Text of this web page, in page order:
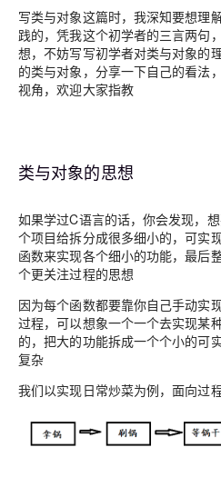
写类与对象这篇时，我深知要想理
践的，凭我这个初学者的三言两句
想，不妨写写初学者对类与对象的
的类与对象，分享一下自己的看法
视角，欢迎大家指教
类与对象的思想
如果学过C语言的话，你会发现，
个项目给拆分成很多细小的，可实
函数来实现各个细小的功能，最后
个更关注过程的思想
因为每个函数都要靠你自己手动实
过程，可以想象一个一个去实现某
的，把大的功能拆成一个个小的可
复杂
我们以实现日常炒菜为例，面向过